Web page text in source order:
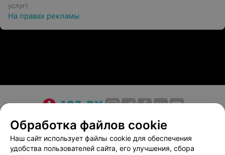
услуг)
На правах рекламы
О проекте Новости проекта
Размещение рекламы
Медицинский маркетинг
Публичный договор
Пользовательское соглашение
Способы оплаты
Обработка файлов cookie
Наш сайт использует файлы cookie для обеспечения
удобства пользователей сайта, его улучшения, сбора